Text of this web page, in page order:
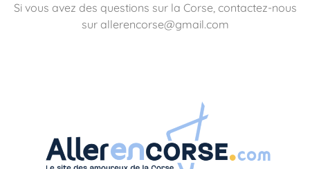
Si vous avez des questions sur la Corse, contactez-nous
sur allerencorse@gmail.com